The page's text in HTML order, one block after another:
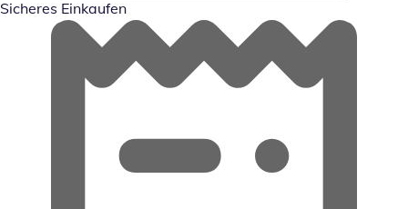
Sicheres Einkaufen